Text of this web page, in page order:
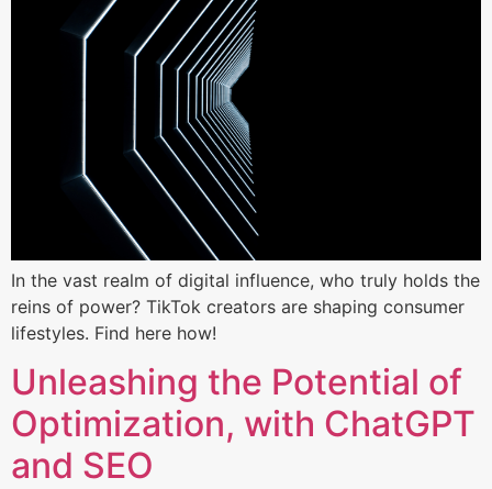
In the vast realm of digital influence, who truly holds the
reins of power? TikTok creators are shaping consumer
lifestyles. Find here how!
Unleashing the Potential of
Optimization, with ChatGPT
and SEO